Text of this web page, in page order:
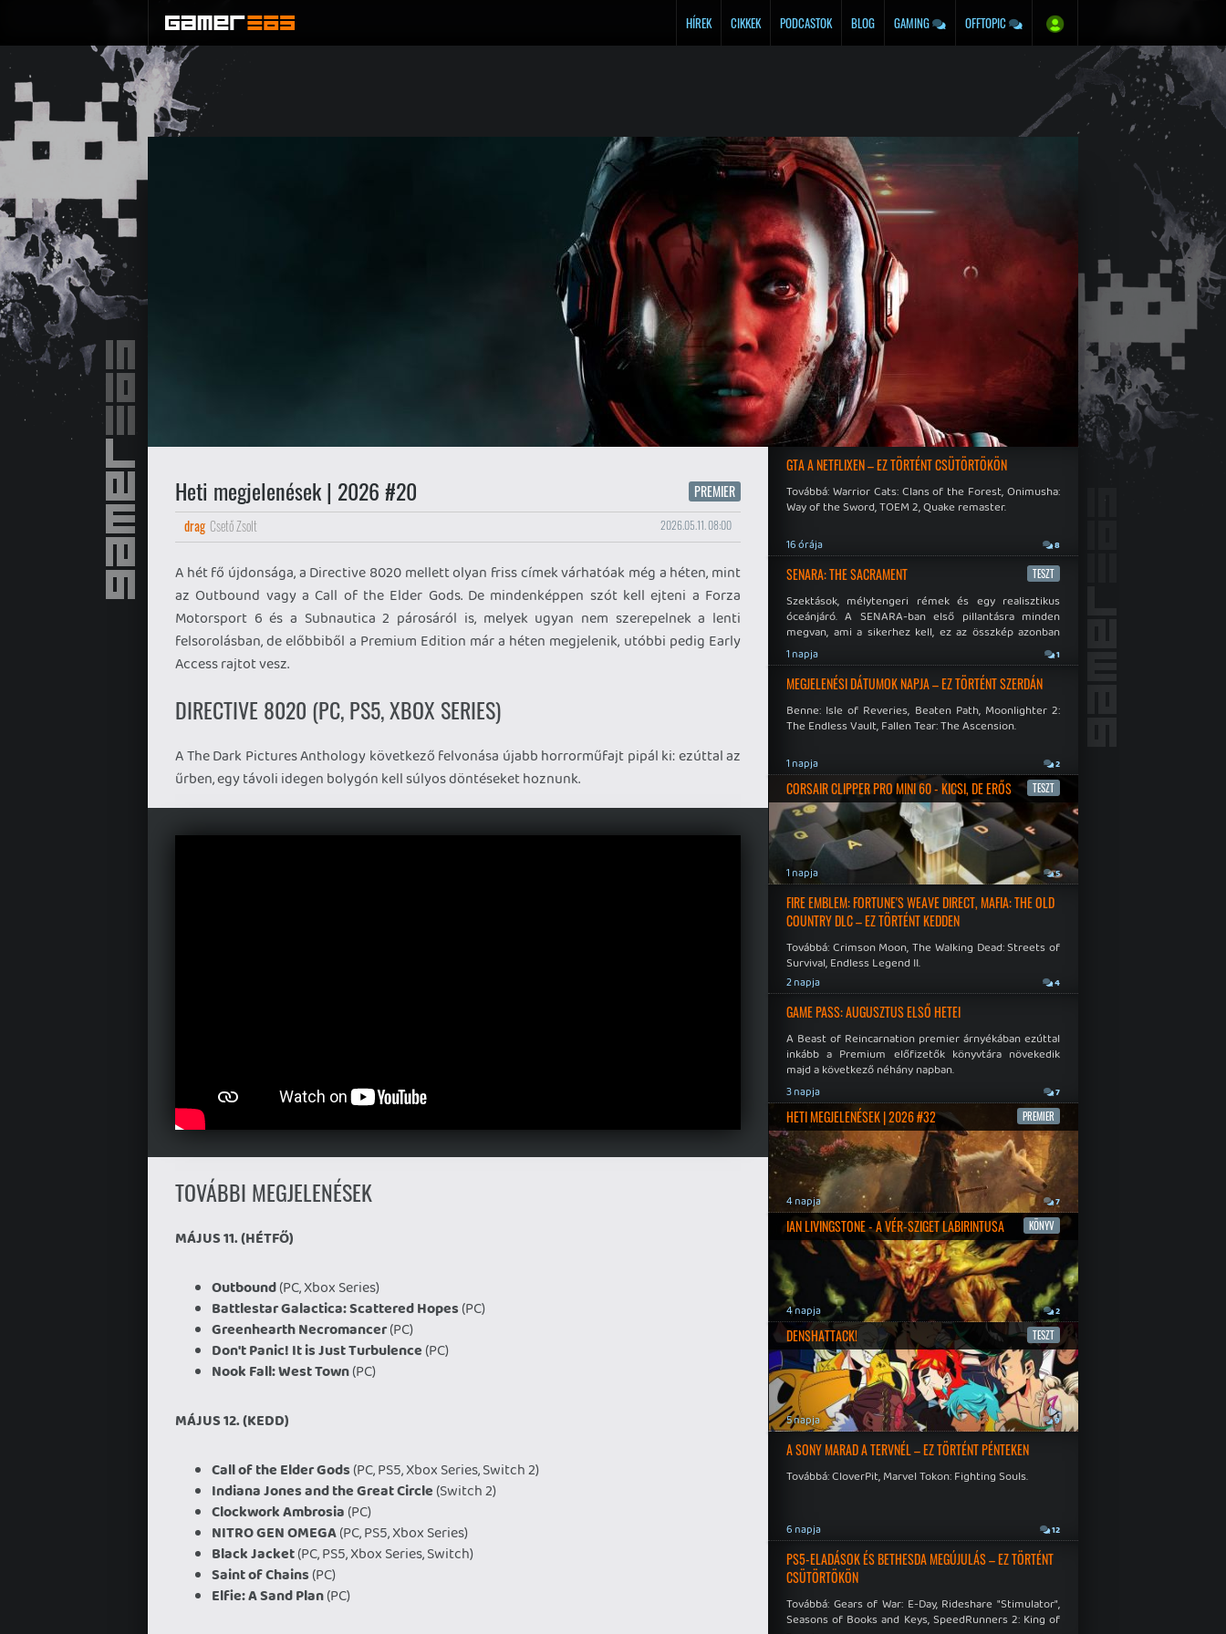
HÍREK CIKKEK PODCASTOK BLOG GAMING OFFTOPIC
Heti megjelenések | 2026 #20
PREMIER
drag Csető Zsolt 2026.05.11. 08:00
A hét fő újdonsága, a Directive 8020 mellett olyan friss címek várhatóak még a héten, mint
az Outbound vagy a Call of the Elder Gods. De mindenképpen szót kell ejteni a Forza
Motorsport 6 és a Subnautica 2 párosáról is, melyek ugyan nem szerepelnek a lenti
felsorolásban, de előbbiből a Premium Edition már a héten megjelenik, utóbbi pedig Early
Access rajtot vesz.
DIRECTIVE 8020 (PC, PS5, XBOX SERIES)
A The Dark Pictures Anthology következő felvonása újabb horrorműfajt pipál ki: ezúttal az
űrben, egy távoli idegen bolygón kell súlyos döntéseket hoznunk.
TOVÁBBI MEGJELENÉSEK
MÁJUS 11. (HÉTFŐ)
Outbound(PC, Xbox Series)
Battlestar Galactica: Scattered Hopes(PC)
Greenhearth Necromancer(PC)
Don't Panic! It is Just Turbulence (PC)
Nook Fall: West Town(PC)
MÁJUS 12. (KEDD)
Call of the Elder Gods(PC, PS5, Xbox Series, Switch 2)
Indiana Jones and the Great Circle (Switch 2)
Clockwork Ambrosia (PC)
NITRO GEN OMEGA(PC, PS5, Xbox Series)
Black Jacket(PC, PS5, Xbox Series, Switch)
Saint of Chains(PC)
Elfie: A Sand Plan(PC)
GTA A NETFLIXEN – EZ TÖRTÉNT CSÜTÖRTÖKÖN
Továbbá: Warrior Cats: Clans of the Forest, Onimusha:
Way of the Sword, TOEM 2, Quake remaster.
16 órája 8
SENARA: THE SACRAMENT TESZT
Szektások, mélytengeri rémek és egy realisztikus
óceánjáró. A SENARA-ban első pillantásra minden
megvan, ami a sikerhez kell, ez az összkép azonban
becsapós.
1 napja 1
MEGJELENÉSI DÁTUMOK NAPJA – EZ TÖRTÉNT SZERDÁN
Benne: Isle of Reveries, Beaten Path, Moonlighter 2:
The Endless Vault, Fallen Tear: The Ascension.
1 napja 2
CORSAIR CLIPPER PRO MINI 60 - KICSI, DE ERŐS TESZT
1 napja 5
FIRE EMBLEM: FORTUNE'S WEAVE DIRECT, MAFIA: THE OLD
COUNTRY DLC – EZ TÖRTÉNT KEDDEN
Továbbá: Crimson Moon, The Walking Dead: Streets of
Survival, Endless Legend II.
2 napja 4
GAME PASS: AUGUSZTUS ELSŐ HETEI
A Beast of Reincarnation premier árnyékában ezúttal
inkább a Premium előfizetők könyvtára növekedik
majd a következő néhány napban.
3 napja 7
HETI MEGJELENÉSEK | 2026 #32 PREMIER
4 napja 7
IAN LIVINGSTONE - A VÉR-SZIGET LABIRINTUSA KÖNYV
4 napja 2
DENSHATTACK! TESZT
5 napja 9
A SONY MARAD A TERVNÉL – EZ TÖRTÉNT PÉNTEKEN
Továbbá: CloverPit, Marvel Tokon: Fighting Souls.
6 napja 12
PS5-ELADÁSOK ÉS BETHESDA MEGÚJULÁS – EZ TÖRTÉNT
CSÜTÖRTÖKÖN
Továbbá: Gears of War: E-Day, Rideshare "Stimulator",
Seasons of Books and Keys, SpeedRunners 2: King of